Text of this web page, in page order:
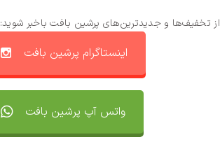
از تخفیف‌ها و جدیدترین‌های پرشین بافت باخبر شوید:
اینستاگرام پرشین بافت
واتس آپ پرشین بافت